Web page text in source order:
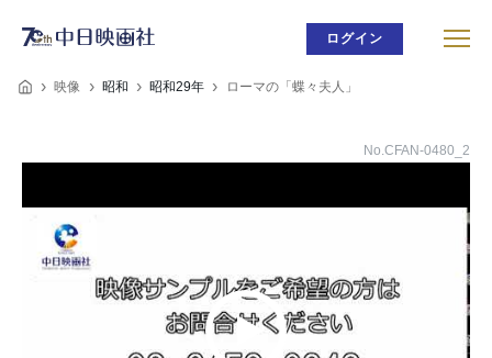
ログイン
映像 昭和 昭和29年 ローマの「蝶々夫人」
No.CFAN-0480_2